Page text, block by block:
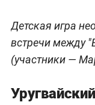
Детская игра
встречи между
(участники —